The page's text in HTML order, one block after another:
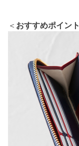
＜ おすすめポイント